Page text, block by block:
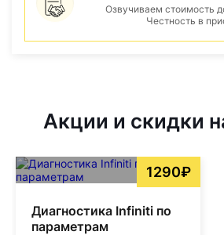
Озвучиваем стоимость
Честность в
Акции и скидки
1290₽
Диагностика Infiniti по
параметрам